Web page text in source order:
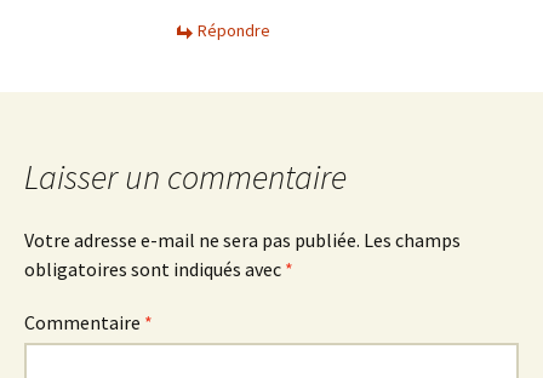
Répondre
Laisser un commentaire
Votre adresse e-mail ne sera pas publiée. Les champs
obligatoires sont indiqués avec *
Commentaire *